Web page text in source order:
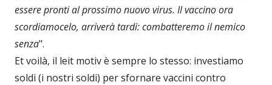
essere pronti al prossimo nuovo virus. Il vaccino ora
scordiamocelo, arriverà tardi: combatteremo il nemico
senza".
Et voilà, il leit motiv è sempre lo stesso: investiamo
soldi (i nostri soldi) per sfornare vaccini contro